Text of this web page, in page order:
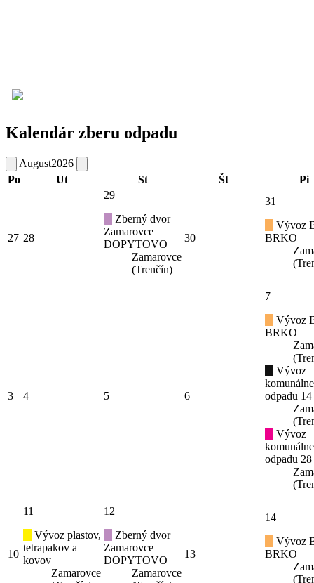
Kalendár zberu odpadu
August2026
Po
Ut St Št Pi
27 28
29
Zberný dvor
Zamarovce
DOPYTOVO
Zamarovce
(Trenčín)
30
31
Vývoz
BRKO
3 4 5 6
7
Vývoz
BRKO
Vývoz
odpadu
Vývoz
odpadu
10
11
Vývoz plastov,
tetrapakov a
kovov
Zamarovce
12
Zberný dvor
Zamarovce
DOPYTOVO
Zamarovce
13
14
Vývoz
BRKO